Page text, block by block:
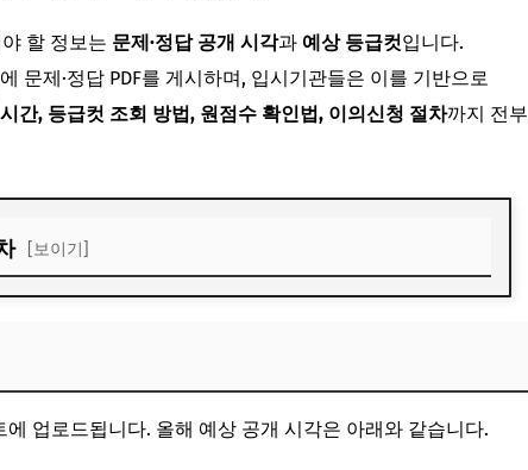
할 정보는 문제·정답 공개 시각과 예상 등급컷입니다.
문제·정답 PDF를 게시하며, 입시기관들은 이를 기반으로
간, 등급컷 조회 방법, 원점수 확인법, 이의신청 절차까지 전부
[보이기]
업로드됩니다. 올해 예상 공개 시각은 아래와 같습니다.